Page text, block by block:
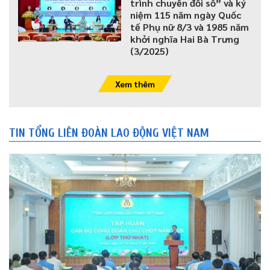
niệm 115 năm ngày Quốc
tế Phụ nữ 8/3 và 1985 năm
khởi nghĩa Hai Bà Trưng
(3/2025)
Xem thêm
TIN TỔNG LIÊN ĐOÀN LAO ĐỘNG VIỆT NAM